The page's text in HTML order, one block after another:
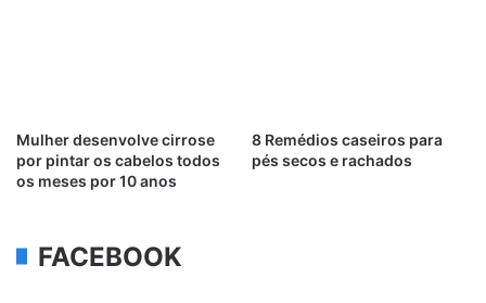
Mulher desenvolve cirrose
por pintar os cabelos todos
os meses por 10 anos
8 Remédios caseiros para
pés secos e rachados
FACEBOOK